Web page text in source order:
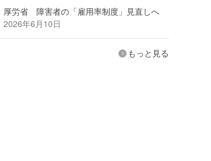
厚労省 障害者の「雇用率制度」見直しへ
2026年6月10日
もっと見る